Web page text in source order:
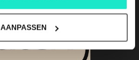
AANPASSEN